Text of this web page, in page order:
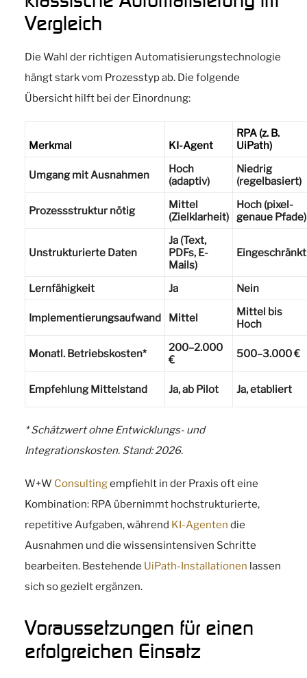
Vergleich
Die Wahl der richtigen Automatisierungstechnologie
hängt stark vom Prozesstyp ab. Die folgende
Übersicht hilft bei der Einordnung:
Merkmal KI-Agent
RPA (z. B.
UiPath)
Umgang mit Ausnahmen
Hoch
(adaptiv)
Niedrig
(regelbasiert)
Prozessstruktur nötig
Mittel
(Zielklarheit)
Hoch (pixel-
genaue Pfade)
Unstrukturierte Daten
Ja (Text,
PDFs, E-
Mails)
Eingeschränkt
Lernfähigkeit Ja Nein
Implementierungsaufwand Mittel
Mittel bis
Hoch
Monatl. Betriebskosten*
200–2.000
€
500–3.000 €
Empfehlung Mittelstand Ja, ab Pilot Ja, etabliert
* Schätzwert ohne Entwicklungs- und
Integrationskosten. Stand: 2026.
W+W Consultingempfiehlt in der Praxis oft eine
Kombination: RPA übernimmt hochstrukturierte,
repetitive Aufgaben, während KI-Agenten die
Ausnahmen und die wissensintensiven Schritte
bearbeiten. Bestehende UiPath-Installationen lassen
sich so gezielt ergänzen.
Voraussetzungen für einen
erfolgreichen Einsatz